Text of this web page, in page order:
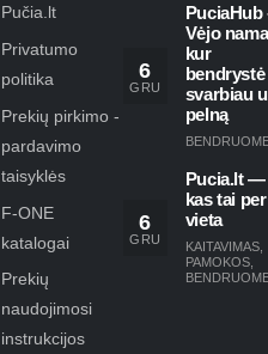
Pučia.lt
Privatumo
politika
Prekių pirkimo -
pardavimo
taisyklės
F-ONE
katalogai
Prekių
naudojimosi
instrukcijos
6
GRU
PuciaHub
Vėjo
kur
bendrystė
svarbiau
pelną
6
GRU
Pucia.lt —
kas tai per
vieta
KAITAVIMAS
PAMOKOS